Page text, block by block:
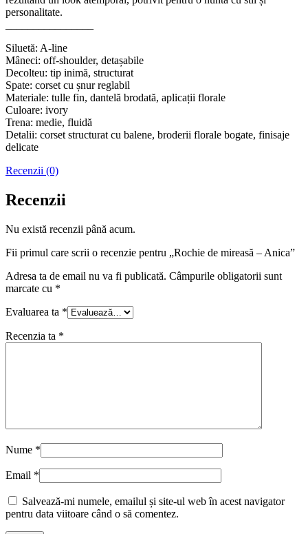
personalitate.
Siluetă: A-line
Mâneci: off-shoulder, detașabile
Decolteu: tip inimă, structurat
Spate: corset cu șnur reglabil
Materiale: tulle fin, dantelă brodată, aplicații florale
Culoare: ivory
Trena: medie, fluidă
Detalii: corset structurat cu balene, broderii florale bogate, finisaje
delicate
Recenzii (0)
Recenzii
Nu există recenzii până acum.
Fii primul care scrii o recenzie pentru „Rochie de mireasă – Anica”
Adresa ta de email nu va fi publicată. Câmpurile obligatorii sunt
marcate cu *
Evaluarea ta *
Recenzia ta *
Nume *
Email *
Salvează-mi numele, emailul și site-ul web în acest navigator
pentru data viitoare când o să comentez.